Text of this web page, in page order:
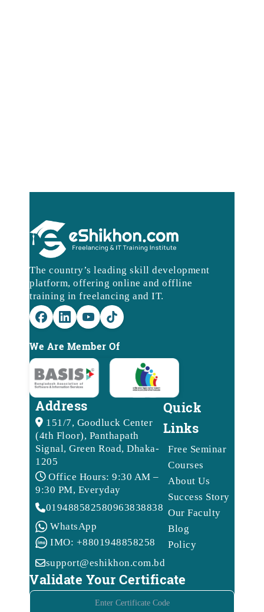
The country’s leading skill development
platform, offering online and offline
training in freelancing and IT.
We Are Member Of
Address
151/7, Goodluck Center
(4th Floor), Panthapath
Signal, Green Road, Dhaka-
1205
Office Hours: 9:30 AM –
9:30 PM, Everyday
0194885825809638388388
WhatsApp
IMO: +8801948858258
support@eshikhon.com.bd
Quick
Links
Free Seminar
Courses
About Us
Success Story
Our Faculty
Blog
Policy
Validate Your Certificate